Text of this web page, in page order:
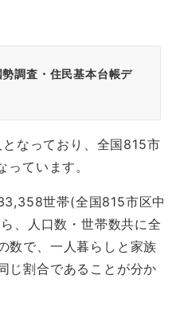
調査・住民基本台帳デ
なっており、全国815市
ています。
世帯(全国815市区中
、人口数・世帯数共に全
数で、一人暮らしと家族
じ割合であることが分か